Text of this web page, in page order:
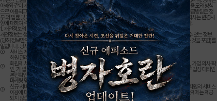
아래와 같이 개인정보취급방 침을 명시하여 회원이 온라인상에서 회사에 제공한 개인정보가 어 떠한 용도와 방식
으로 이용되고 있으며 개인정보보호를 위해 어떠 한 조치를 취하는지 알려드립니다. 당사 개인정보취급방침은 정
부 의 법률 및 지침의 변경과 당사의 약관 및 내부 정책에 따라 변경될 수 있으며 이를 개정하는 경우 회사는 변경사
항에 대하여 즉시 홈 페이지에 게시합니다. 회원님께서는 사이트 방문시 수시로 확인하 시기 바랍니다.
1. 개인정보의 수집 및 이용 목적
개인정보는 생존하는 개인에 관한 정보로서 실명, 생년월일 등의 사항으로 당사 회원 개인을 식별할 수 있는 정보
(당해 정보만으로 는 특정 개인을 식별할 수 없더라도 다른 정보와 용이하게 결합하 여 식별할 수 있는 것을 포함)를
말합니다. 당사가 수집한 개인정보 는 다음의 목적을 위해 활용합니다.
①
서비스 제공에 관한 계약 이행 콘텐츠 제공
②
회원 관리
회원제 서비스 이용에 따른 본인확인, 개인식별, 불량 회원의 부정 이용 방지와 비인가 사용 방지, 가입 의사 확
인, 가 입 및 가입횟수 제한, 만14세 미만 아동 개인 정보 수집 시 법정 대리인 동의여부 확인, 추후 법정 대리인
본인확인, 분쟁 조정을 위한 기록보존, 불만처리 등 민원처리, 고지사항 전달
③
마케팅 및 광고에 활용
신규 서비스 개발 및 특화, 인구통계학적 특성에 따른 서비스 제공 및 광고게재, 접속 빈도 파악, 회원의 서비스
이용에 대한 통계, 이벤트 등 광고성 정보 전달 (회원님의 개인정보는 광고를 의뢰한 개인이나 단체에는 제공
되지 않습니 다.)